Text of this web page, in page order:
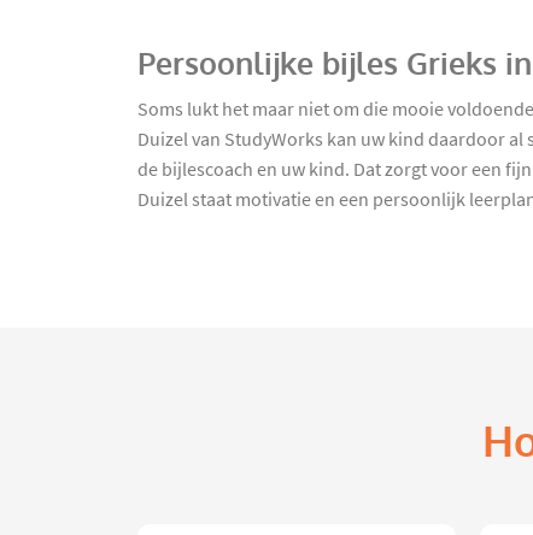
Persoonlijke bijles Grieks
Soms lukt het maar niet om die mooie
Duizel van StudyWorks kan uw kind daardoor
de bijlescoach en uw kind. Dat zorgt voor een
Duizel staat motivatie en een persoonlijk